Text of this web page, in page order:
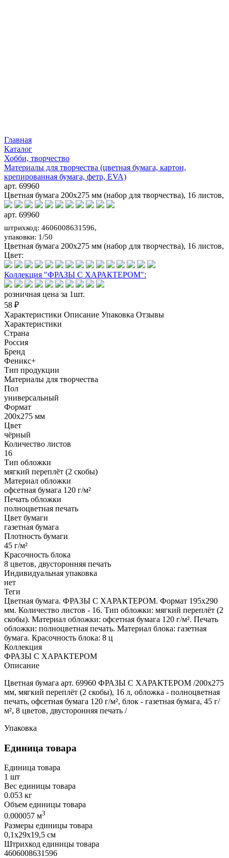
Главная
Каталог
Хобби, творчество
Материалы для творчества (цветная бумага, картон,
крепированная бумага, фетр, EVA)
арт. 69960
Цветная бумага 200x275 мм (набор для творчества), 16 листов,
арт. 69960
штрихкод: 4606008631596,
упаковки: 1/50
Цветная бумага 200x275 мм (набор для творчества), 16 листов,
Цвет:
Коллекция "ФРАЗЫ С ХАРАКТЕРОМ":
розничная цена за 1шт.
58 ₽
Характеристики Описание Упаковка Отзывы
Характеристики
Страна
Россия
Бренд
Феникс+
Тип продукции
Материалы для творчества
Пол
универсальный
Формат
200x275 мм
Цвет
чёрный
Количество листов
16
Тип обложки
мягкий переплёт (2 скобы)
Материал обложки
офсетная бумага 120 г/м²
Печать обложки
полноцветная печать
Цвет бумаги
газетная бумага
Плотность бумаги
45 г/м²
Красочность блока
8 цветов, двусторонняя печать
Индивидуальная упаковка
нет
Теги
Цветная бумага. ФРАЗЫ С ХАРАКТЕРОМ. Формат 195х290
мм. Количество листов - 16. Тип обложки: мягкий переплёт (2
скобы). Материал обложки: офсетная бумага 120 г/м². Печать
обложки: полноцветная печать. Материал блока: газетная
бумага. Красочность блока: 8 ц
Коллекция
ФРАЗЫ С ХАРАКТЕРОМ
Описание
Цветная бумага арт. 69960 ФРАЗЫ С ХАРАКТЕРОМ /200x275
мм, мягкий переплёт (2 скобы), 16 л, обложка - полноцветная
печать, офсетная бумага 120 г/м², блок - газетная бумага, 45 г/
м², 8 цветов, двусторонняя печать /
Упаковка
Единица товара
Единица товара
1 шт
Вес единицы товара
0.053 кг
Объем единицы товара
0.000057 м3
Размеры единицы товара
0,1х29х19,5 см
Штрихкод единицы товара
4606008631596